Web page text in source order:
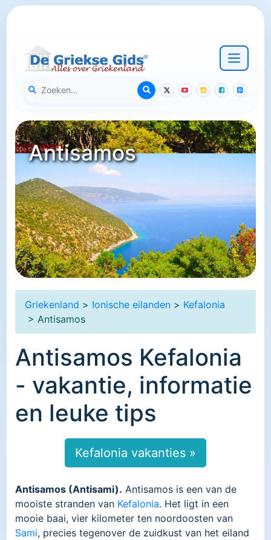
Antisamos
Griekenland > Ionische eilanden > Kefalonia
> Antisamos
Antisamos Kefalonia
- vakantie, informatie
en leuke tips
Kefalonia vakanties »
Antisamos (Antisami). Antisamos is een van de
mooiste stranden van Kefalonia. Het ligt in een
mooie baai, vier kilometer ten noordoosten van
Sami, precies tegenover de zuidkust van het eiland